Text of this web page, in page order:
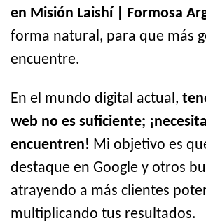
en Misión Laishí | Formosa
forma natural, para que más
encuentre.
En el mundo digital actual,
web no es suficiente;
encuentren! Mi objetivo es
destaque en Google y otros
atrayendo a más clientes
multiplicando tus resultados.